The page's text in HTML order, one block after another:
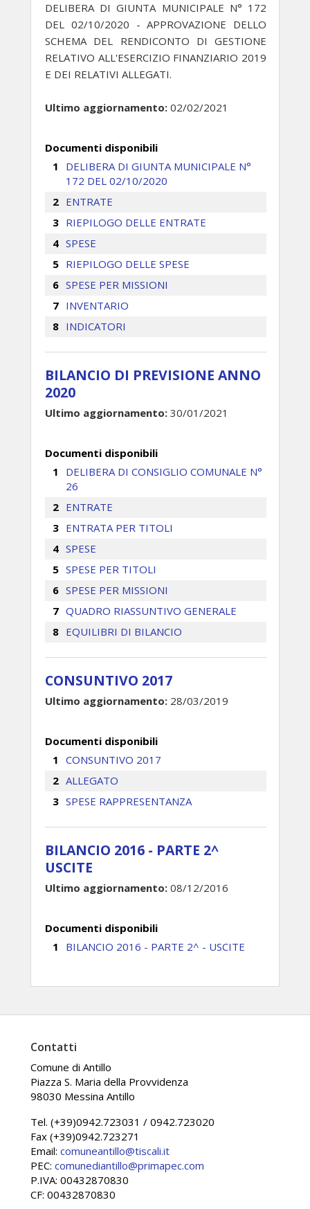
DELIBERA DI GIUNTA MUNICIPALE N° 172
DEL 02/10/2020 - APPROVAZIONE DELLO
SCHEMA DEL RENDICONTO DI GESTIONE
RELATIVO ALL'ESERCIZIO FINANZIARIO 2019
E DEI RELATIVI ALLEGATI.
Ultimo aggiornamento: 02/02/2021
Documenti disponibili
DELIBERA DI GIUNTA MUNICIPALE N°
172 DEL 02/10/2020
ENTRATE
RIEPILOGO DELLE ENTRATE
SPESE
RIEPILOGO DELLE SPESE
SPESE PER MISSIONI
INVENTARIO
INDICATORI
BILANCIO DI PREVISIONE ANNO
2020
Ultimo aggiornamento: 30/01/2021
Documenti disponibili
DELIBERA DI CONSIGLIO COMUNALE N°
26
ENTRATE
ENTRATA PER TITOLI
SPESE
SPESE PER TITOLI
SPESE PER MISSIONI
QUADRO RIASSUNTIVO GENERALE
EQUILIBRI DI BILANCIO
CONSUNTIVO 2017
Ultimo aggiornamento: 28/03/2019
Documenti disponibili
CONSUNTIVO 2017
ALLEGATO
SPESE RAPPRESENTANZA
BILANCIO 2016 - PARTE 2^
USCITE
Ultimo aggiornamento: 08/12/2016
Documenti disponibili
BILANCIO 2016 - PARTE 2^ - USCITE
Contatti
Comune di Antillo
Piazza S. Maria della Provvidenza
98030 Messina Antillo
Tel. (+39)0942.723031 / 0942.723020
Fax (+39)0942.723271
Email: comuneantillo@tiscali.it
PEC: comunediantillo@primapec.com
P.IVA: 00432870830
CF: 00432870830